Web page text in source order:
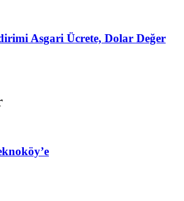
Asgari Ücrete, Dolar Değer